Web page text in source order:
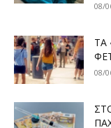
08/
ΤΑ
08/